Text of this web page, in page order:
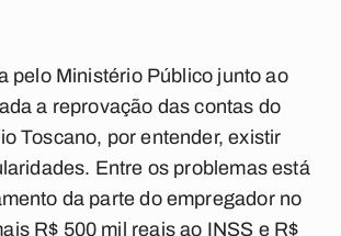
pelo Ministério Público junto ao
a reprovação das contas do
Toscano, por entender, existir
Entre os problemas está
da parte do empregador no
R$ 500 mil reais ao INSS e R$